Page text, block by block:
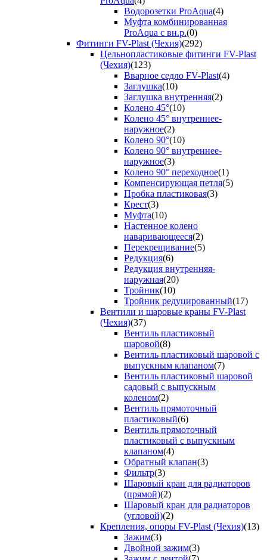
Водорозетки ProAqua(4)
Муфта комбинированная
ProAqua с вн.р.(0)
Фитинги FV-Plast (Чехия)(292)
Цельнопластиковые фитинги FV-Plast
(Чехия)(123)
Вварное седло FV-Plast(4)
Заглушка(10)
Заглушка внутренняя(2)
Колено 45°(10)
Колено 45° внутреннее-
наружное(2)
Колено 90°(10)
Колено 90° внутреннее-
наружное(3)
Колено 90° переходное(1)
Компенсирующая петля(5)
Пробка пластиковая(3)
Крест(3)
Муфта(10)
Настенное колено
наваривающееся(2)
Перекрещивание(5)
Редукция(6)
Редукция внутренняя-
наружная(20)
Тройник(10)
Тройник редуцированный(17)
Вентили и шаровые краны FV-Plast
(Чехия)(37)
Вентиль пластиковый
шаровой(8)
Вентиль пластиковый шаровой с
выпускным клапаном(7)
Вентиль пластиковый шаровой
садовый с выпускным
коленом(2)
Вентиль прямоточный
пластиковый(6)
Вентиль прямоточный
пластиковый с выпускным
клапаном(4)
Обратный клапан(3)
Фильтр(3)
Шаровый кран для радиаторов
(прямой)(2)
Шаровый кран для радиаторов
(угловой)(2)
Крепления, опоры FV-Plast (Чехия)(13)
Зажим(3)
Двойной зажим(3)